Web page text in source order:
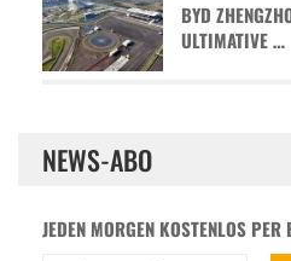
BYD
ULTIMATIVE …
NEWS-ABO
JEDEN MORGEN KOSTENLOS